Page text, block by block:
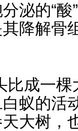
泌的“
其降解
比成一
蚁的活
大树，